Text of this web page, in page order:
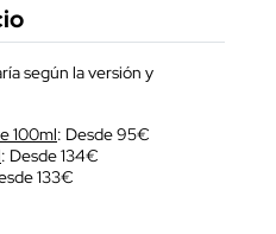
según la versión y
100ml: Desde 95€
: Desde 134€
133€